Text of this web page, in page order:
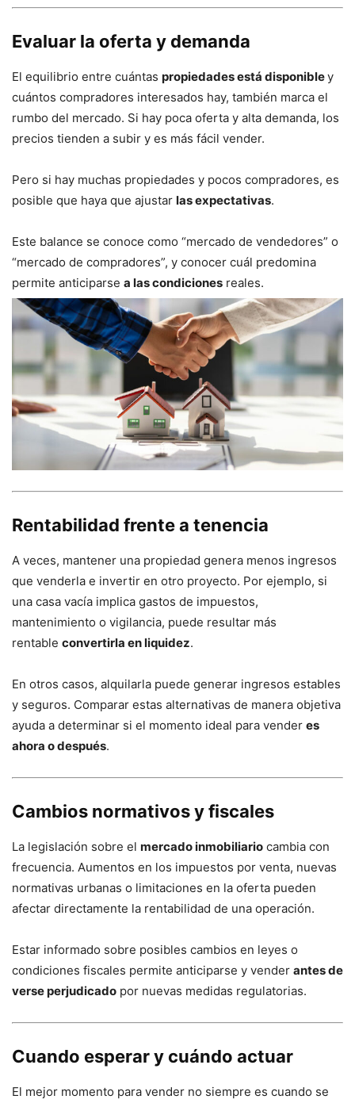
Evaluar la oferta y demanda
El equilibrio entre cuántas propiedades está disponibley
cuántos compradores interesados hay, también marca el
rumbo del mercado. Si hay poca oferta y alta demanda, los
precios tienden a subir y es más fácil vender.
Pero si hay muchas propiedades y pocos compradores, es
posible que haya que ajustar las expectativas.
Este balance se conoce como “mercado de vendedores” o
“mercado de compradores”, y conocer cuál predomina
permite anticiparse a las condiciones reales.
Rentabilidad frente a tenencia
A veces, mantener una propiedad genera menos ingresos
que venderla e invertir en otro proyecto. Por ejemplo, si
una casa vacía implica gastos de impuestos,
mantenimiento o vigilancia, puede resultar más
rentable convertirla en liquidez.
En otros casos, alquilarla puede generar ingresos estables
y seguros. Comparar estas alternativas de manera objetiva
ayuda a determinar si el momento ideal para vender es
ahora o después.
Cambios normativos y fiscales
La legislación sobre el mercado inmobiliario cambia con
frecuencia. Aumentos en los impuestos por venta, nuevas
normativas urbanas o limitaciones en la oferta pueden
afectar directamente la rentabilidad de una operación.
Estar informado sobre posibles cambios en leyes o
condiciones fiscales permite anticiparse y vender antes de
verse perjudicado por nuevas medidas regulatorias.
Cuando esperar y cuándo actuar
El mejor momento para vender no siempre es cuando se